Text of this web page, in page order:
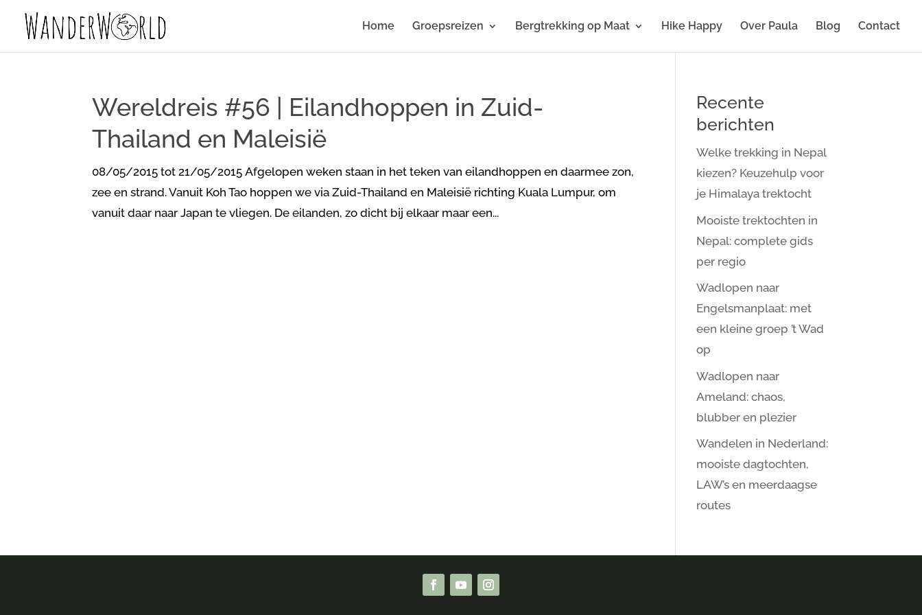
Home Groepsreizen Bergtrekking op Maat Hike Happy Over Paula Blog Contact
Wereldreis #56 | Eilandhoppen in Zuid-
Thailand en Maleisië
08/05/2015 tot 21/05/2015 Afgelopen weken staan in het teken van eilandhoppen en daarmee zon,
zee en strand. Vanuit Koh Tao hoppen we via Zuid-Thailand en Maleisië richting Kuala Lumpur, om
vanuit daar naar Japan te vliegen. De eilanden, zo dicht bij elkaar maar een...
Recente
berichten
Welke trekking in Nepal
kiezen? Keuzehulp voor
je Himalaya trektocht
Mooiste trektochten in
Nepal: complete gids
per regio
Wadlopen naar
Engelsmanplaat: met
een kleine groep ’t Wad
op
Wadlopen naar
Ameland: chaos,
blubber en plezier
Wandelen in Nederland:
mooiste dagtochten,
LAW’s en meerdaagse
routes